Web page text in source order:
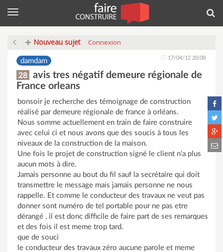
Menu
Nouveau sujet Connexion
damdam 17/04/12 20:08
28
avis tres négatif demeure régionale de
France orleans
bonsoir je recherche des témoignage de construction
réalisé par demeure régionale de france à orléans.
Nous somme actuellement en train de faire construire
avec celui ci et nous avons que des soucis à tous les
niveaux de la construction de la maison.
Une fois le projet de construction signé le client n'a plus
aucun mots à dire.
Jamais personne au bout du fil sauf la secrétaire qui doit
transmettre le message mais jamais personne ne nous
rappelle. Et comme le conducteur des travaux ne veut pas
donner sont numéro de tel portable pour ne pas etre
dérangé , il est donc difficile de faire part de ses remarques
et des fois il est meme trop tard.
que de souci
le conducteur des travaux zéro aucune parole et meme